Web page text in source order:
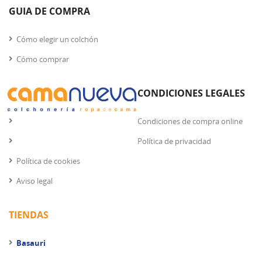
GUIA DE COMPRA
Cómo elegir un colchón
Cómo comprar
CONDICIONES LEGALES
Condiciones de compra online
Política de privacidad
Política de cookies
Aviso legal
TIENDAS
Basauri